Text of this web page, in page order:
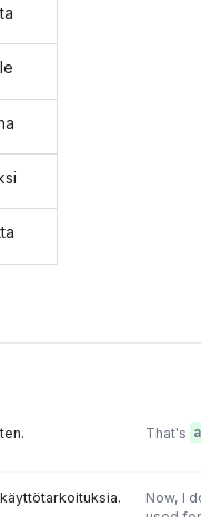
That's
käyttötarkoituksia. Now, I